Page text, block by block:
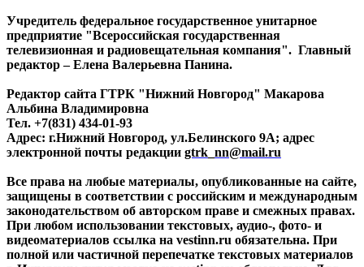
Учредитель федеральное государственное унитарное
предприятие "Всероссийская государственная
телевизионная и радиовещательная компания". Главный
редактор – Елена Валерьевна Панина.
Редактор сайта ГТРК "Нижний Новгород" Макарова
Альбина Владимировна
Тел. +7(831) 434-01-93
Адрес: г.Нижний Новгород, ул.Белинского 9А; адрес
электронной почты редакции gtrk_nn@mail.ru
Все права на любые материалы, опубликованные на сайте,
защищены в соответствии с российским и международным
законодательством об авторском праве и смежных правах.
При любом использовании текстовых, аудио-, фото- и
видеоматериалов ссылка на vestinn.ru обязательна. При
полной или частичной перепечатке текстовых материалов